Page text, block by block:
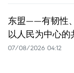
东盟——有韧性
以人民为中心的
07/08/2026 04:12